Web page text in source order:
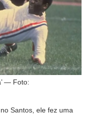
— Foto:
Santos, ele fez uma